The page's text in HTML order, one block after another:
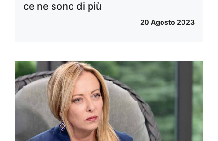
ce ne sono di più
20 Agosto 2023